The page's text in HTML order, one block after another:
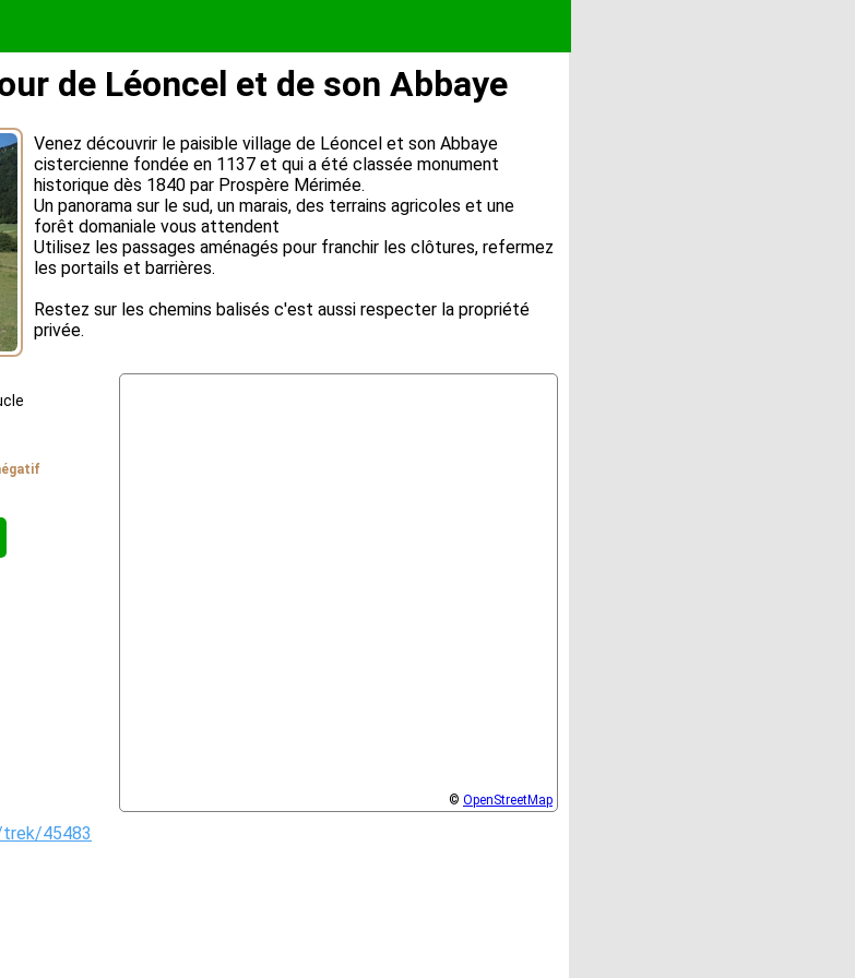
de Léoncel et de son Abbaye
Venez découvrir le paisible village de Léoncel et son Abbaye
cistercienne fondée en 1137 et qui a été classée monument
historique dès 1840 par Prospère Mérimée.
Un panorama sur le sud, un marais, des terrains agricoles et une
forêt domaniale vous attendent
Utilisez les passages aménagés pour franchir les clôtures, refermez
les portails et barrières.
Restez sur les chemins balisés c'est aussi respecter la propriété
privée.
© OpenStreetMap
45483